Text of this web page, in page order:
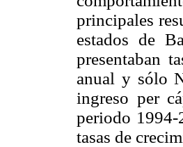
principales
estados de
presentaban
anual y sólo
ingreso per
periodo 1994-
tasas de